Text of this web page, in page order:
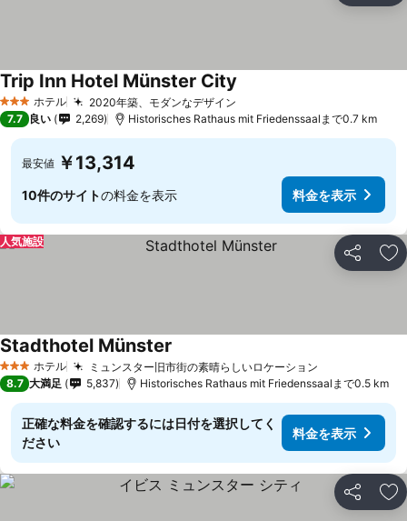
3 ホテルのランク
ホテル 2020年築、モダンなデザイン
Trip Inn Hotel Münster City
7.7 良い 2,269 Historisches Rathaus mit Friedenssaalまで0.7 km
最安値 ￥13,314
10件のサイトの料金を表示 料金を表示
シェア お
人気施設
3 ホテルのランク
ホテル ミュンスター旧市街の素晴らしいロケーション
Stadthotel Münster
8.7 大満足 5,837 Historisches Rathaus mit Friedenssaalまで0.5 km
正確な料金を確認するには日付を選択してく
ださい
料金を表示
シェア お